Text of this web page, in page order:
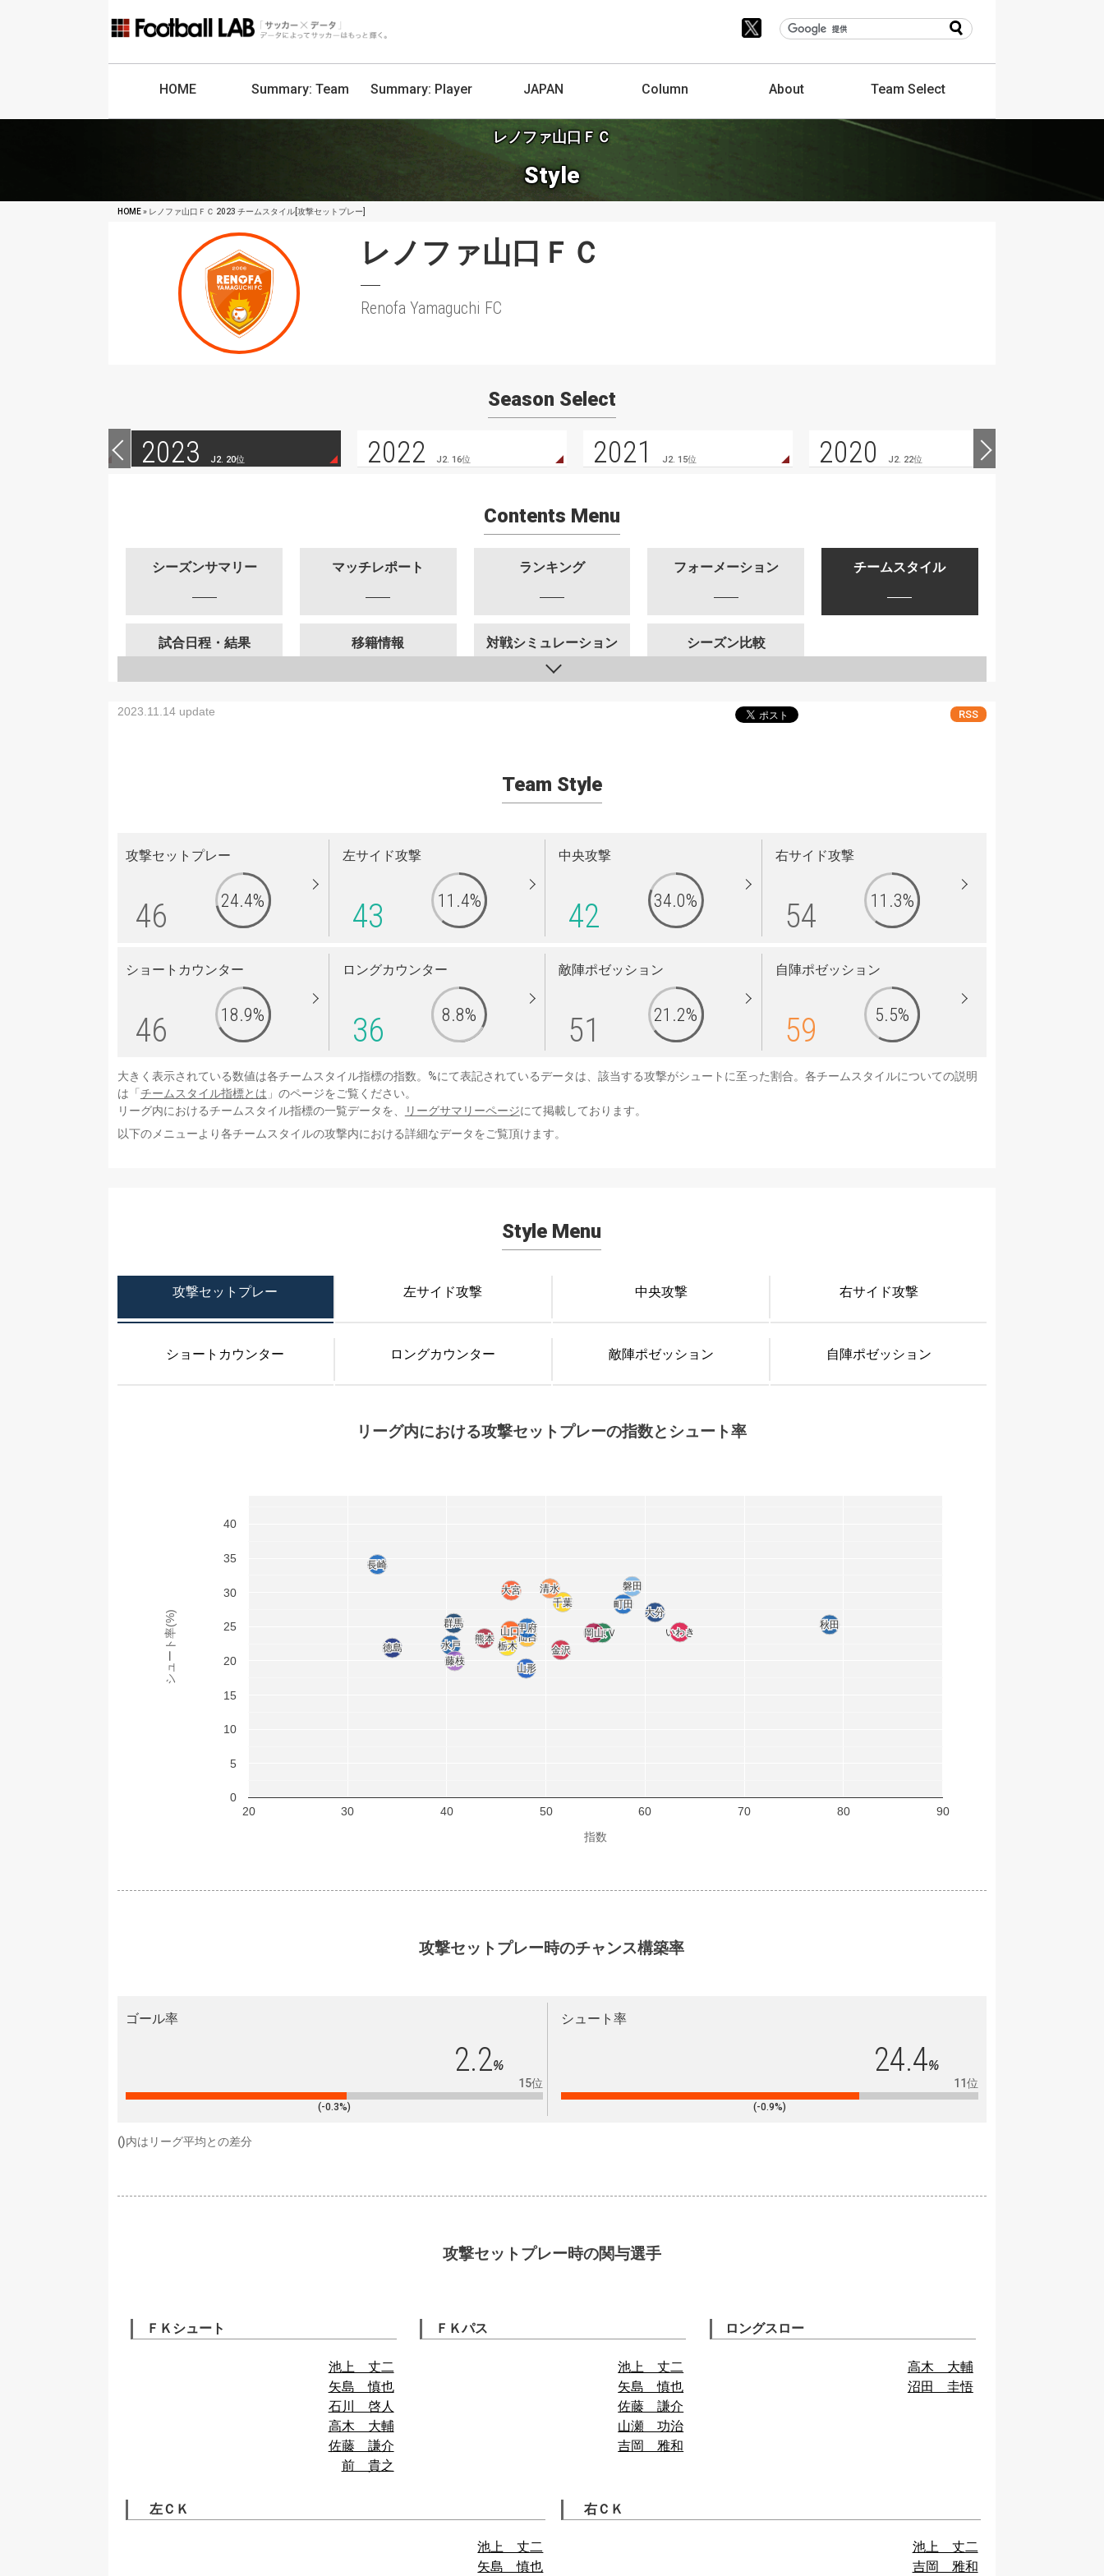
HOME Summary: Team Summary: Player JAPAN Column About TeamSelect
レノファ山口ＦＣ
Style
HOME» レノファ山口ＦＣ 2023 チームスタイル[攻撃セットプレー]
レノファ山口ＦＣ
Renofa Yamaguchi FC
Season Select
2023 J2. 20位 2022 J2. 16位 2021 J2. 15位 2020 J2. 22位
Contents Menu
シーズンサマリー マッチレポート ランキング フォーメーション チームスタイル
試合日程・結果 移籍情報 対戦シミュレーション シーズン比較
2023.11.14 update RSS
Team Style
攻撃セットプレー
46 24.4%
左サイド攻撃
43 11.4%
中央攻撃
42 34.0%
右サイド攻撃
54 11.3%
ショートカウンター
46 18.9%
ロングカウンター
36 8.8%
敵陣ポゼッション
51 21.2%
自陣ポゼッション
59 5.5%
大きく表示されている数値は各チームスタイル指標の指数。%にて表記されているデータは、該当する攻撃がシュートに至った割合。各チームスタイルについての説明
は「 チームスタイル指標とは 」のページをご覧ください。
リーグ内におけるチームスタイル指標の一覧データを、
リーグサマリーページにて掲載しております。
以下のメニューより各チームスタイルの攻撃内における詳細なデータをご覧頂けます。
Style Menu
攻撃セットプレー 左サイド攻撃 中央攻撃 右サイド攻撃
ショートカウンター ロングカウンター 敵陣ポゼッション 自陣ポゼッション
リーグ内における攻撃セットプレーの指数とシュート率
仙台
仙台
秋田
秋田
山形
山形
いわき
いわき
水戸
水戸 栃木
栃木
群馬
群馬
大宮
大宮
千葉
千葉
東京Ｖ
東京Ｖ
町田
町田
甲府
甲府
金沢
金沢
清水
清水 磐田
磐田
藤枝
藤枝
岡山
岡山
山口
山口
徳島
徳島
長崎
長崎
熊本
熊本
大分
大分
20 30 40 50 60 70 80 90
0
5
10
15
20
25
30
35
40
指数
シュート率(%)
攻撃セットプレー時のチャンス構築率
ゴール率
2.2%
15位
(-0.3%)
シュート率
24.4%
11位
(-0.9%)
()内はリーグ平均との差分
攻撃セットプレー時の関与選手
ＦＫシュート
池上 丈二
矢島 慎也
石川 啓人
高木 大輔
佐藤 謙介
前 貴之
ＦＫパス
池上 丈二
矢島 慎也
佐藤 謙介
山瀬 功治
吉岡 雅和
ロングスロー
高木 大輔
沼田 圭悟
左ＣＫ
池上 丈二
矢島 慎也
右ＣＫ
池上 丈二
吉岡 雅和